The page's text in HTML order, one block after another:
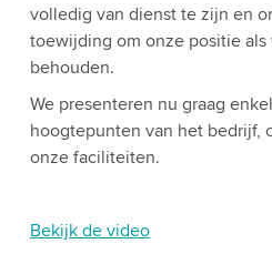
volledig van dienst te zijn en
toewijding om onze positie
behouden.
We presenteren nu graag
hoogtepunten van het bedrijf,
onze faciliteiten.
Bekijk de video